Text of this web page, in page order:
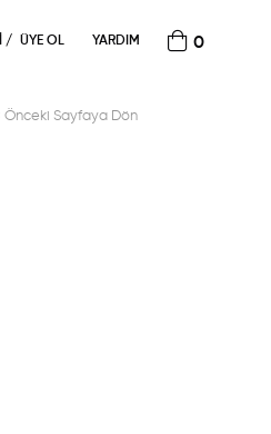
0
YARDIM
ÜYE OL
Önceki Sayfaya Dön